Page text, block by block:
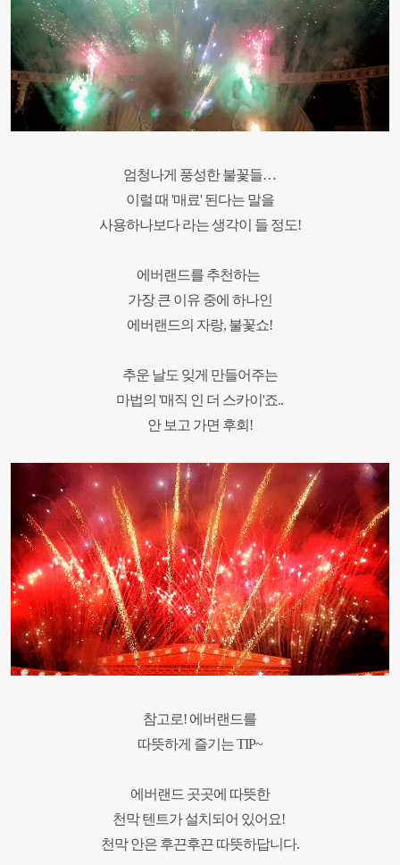
엄청나게 풍성한 불꽃들…
이럴 때 '매료' 된다는 말을
사용하나보다 라는 생각이 들 정도!
에버랜드를 추천하는
가장 큰 이유 중에 하나인
에버랜드의 자랑, 불꽃쇼!
추운 날도 잊게 만들어주는
마법의 '매직 인 더 스카이'죠..
안 보고 가면 후회!
참고로! 에버랜드를
따뜻하게 즐기는 TIP~
에버랜드 곳곳에 따뜻한
천막 텐트가 설치되어 있어요!
천막 안은 후끈후끈 따뜻하답니다.